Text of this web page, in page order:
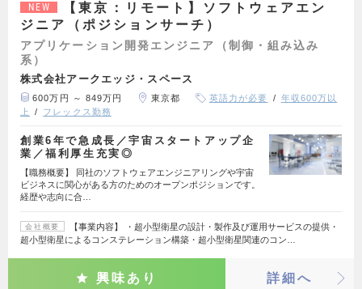
NEW
【東京：リモート】ソフトウェアエン
ジニア（ポジションサーチ）
アプリケーション開発エンジニア（制御・組み込み
系）
株式会社アークエッジ・スペース
600万円 ～ 849万円 東京都 英語力が必要
年収600万以
上
フレックス勤務
創業6年で急成長／宇宙スタートアップ企
業／福利厚生充実◎
【職務概要】 同社のソフトウェアエンジニアリングや宇宙
ビジネスに関心がある方のためのオープンポジションです。
経歴や志向に合…
会社概要
【事業内容】 ・超小型衛星の設計・製作及び運用サービスの提供・
超小型衛星によるコンステレーション構築・超小型衛星関連のコン…
興味あり 詳細へ